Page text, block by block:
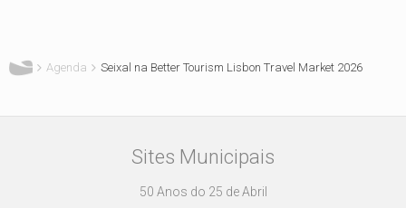
Agenda Seixal na Better Tourism Lisbon Travel Market 2026
Sites Municipais
50 Anos do 25 de Abril